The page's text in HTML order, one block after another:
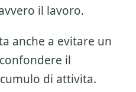
il lavoro.
anche a evitare un
il
di attivita.